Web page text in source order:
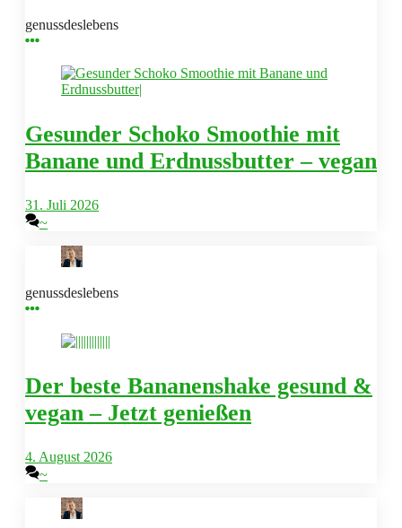
genussdeslebens
Gesunder Schoko Smoothie mit
Banane und Erdnussbutter – vegan
31. Juli 2026
~
genussdeslebens
Der beste Bananenshake gesund &
vegan – Jetzt genießen
4. August 2026
~